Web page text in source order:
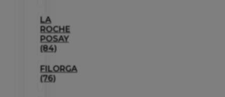
LA
ROCHE
POSAY
(84)
FILORGA
(76)